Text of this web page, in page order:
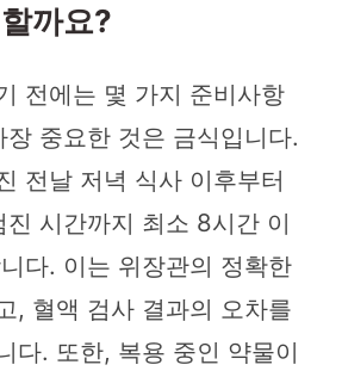
까요?
전에는 몇 가지 준비사항
중요한 것은 금식입니다.
전날 저녁 식사 이후부터
시간까지 최소 8시간 이
다. 이는 위장관의 정확한
, 혈액 검사 결과의 오차를
다. 또한, 복용 중인 약물이